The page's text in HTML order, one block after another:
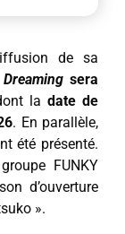
de sa
sera
ladate de
. En parallèle,
été présenté.
FUNKY
d’ouverture
».